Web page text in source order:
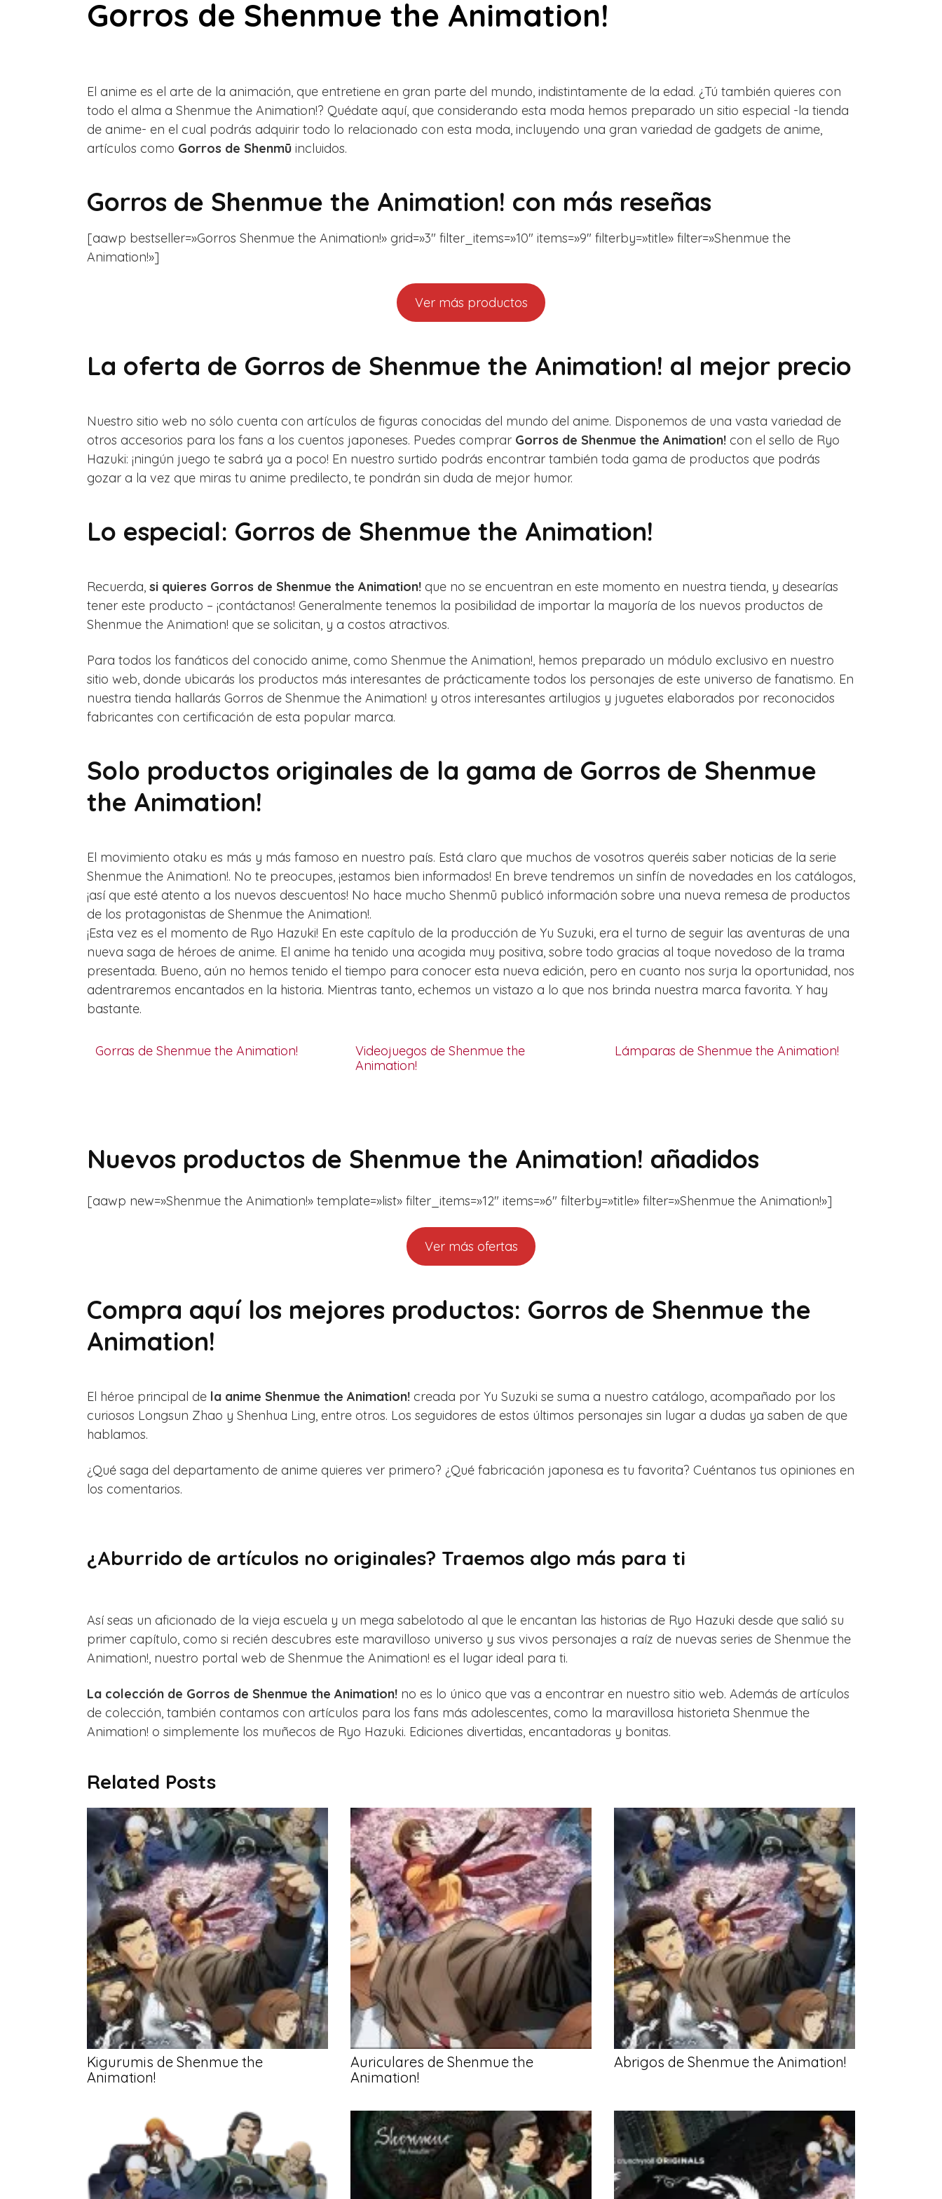
Gorros de Shenmue the Animation!
El anime es el arte de la animación, que entretiene en gran parte del mundo, indistintamente de la edad. ¿Tú también quieres con
todo el alma a Shenmue the Animation!? Quédate aquí, que considerando esta moda hemos preparado un sitio especial -la tienda
de anime- en el cual podrás adquirir todo lo relacionado con esta moda, incluyendo una gran variedad de gadgets de anime,
artículos como Gorros de Shenmū incluidos.
Gorros de Shenmue the Animation! con más reseñas
[aawp bestseller=»Gorros Shenmue the Animation!» grid=»3″ filter_items=»10″ items=»9″ filterby=»title» filter=»Shenmue the
Animation!»]
Ver más productos
La oferta de Gorros de Shenmue the Animation! al mejor precio
Nuestro sitio web no sólo cuenta con artículos de figuras conocidas del mundo del anime. Disponemos de una vasta variedad de
otros accesorios para los fans a los cuentos japoneses. Puedes comprar Gorros de Shenmue the Animation! con el sello de Ryo
Hazuki: ¡ningún juego te sabrá ya a poco! En nuestro surtido podrás encontrar también toda gama de productos que podrás
gozar a la vez que miras tu anime predilecto, te pondrán sin duda de mejor humor.
Lo especial: Gorros de Shenmue the Animation!
Recuerda, si quieres Gorros de Shenmue the Animation! que no se encuentran en este momento en nuestra tienda, y desearías
tener este producto – ¡contáctanos! Generalmente tenemos la posibilidad de importar la mayoría de los nuevos productos de
Shenmue the Animation! que se solicitan, y a costos atractivos.
Para todos los fanáticos del conocido anime, como Shenmue the Animation!, hemos preparado un módulo exclusivo en nuestro
sitio web, donde ubicarás los productos más interesantes de prácticamente todos los personajes de este universo de fanatismo. En
nuestra tienda hallarás Gorros de Shenmue the Animation! y otros interesantes artilugios y juguetes elaborados por reconocidos
fabricantes con certificación de esta popular marca.
Solo productos originales de la gama de Gorros de Shenmue
the Animation!
El movimiento otaku es más y más famoso en nuestro país. Está claro que muchos de vosotros queréis saber noticias de la serie
Shenmue the Animation!. No te preocupes, ¡estamos bien informados! En breve tendremos un sinfín de novedades en los catálogos,
¡así que esté atento a los nuevos descuentos! No hace mucho Shenmū publicó información sobre una nueva remesa de productos
de los protagonistas de Shenmue the Animation!.
¡Esta vez es el momento de Ryo Hazuki! En este capítulo de la producción de Yu Suzuki, era el turno de seguir las aventuras de una
nueva saga de héroes de anime. El anime ha tenido una acogida muy positiva, sobre todo gracias al toque novedoso de la trama
presentada. Bueno, aún no hemos tenido el tiempo para conocer esta nueva edición, pero en cuanto nos surja la oportunidad, nos
adentraremos encantados en la historia. Mientras tanto, echemos un vistazo a lo que nos brinda nuestra marca favorita. Y hay
bastante.
Gorras de Shenmue the Animation!
Videojuegos de Shenmue the
Animation!
Lámparas de Shenmue the Animation!
Nuevos productos de Shenmue the Animation! añadidos
[aawp new=»Shenmue the Animation!» template=»list» filter_items=»12″ items=»6″ filterby=»title» filter=»Shenmue the Animation!»]
Ver más ofertas
Compra aquí los mejores productos: Gorros de Shenmue the
Animation!
El héroe principal de la anime Shenmue the Animation! creada por Yu Suzuki se suma a nuestro catálogo, acompañado por los
curiosos Longsun Zhao y Shenhua Ling, entre otros. Los seguidores de estos últimos personajes sin lugar a dudas ya saben de que
hablamos.
¿Qué saga del departamento de anime quieres ver primero? ¿Qué fabricación japonesa es tu favorita? Cuéntanos tus opiniones en
los comentarios.
¿Aburrido de artículos no originales? Traemos algo más para ti
Así seas un aficionado de la vieja escuela y un mega sabelotodo al que le encantan las historias de Ryo Hazuki desde que salió su
primer capítulo, como si recién descubres este maravilloso universo y sus vivos personajes a raíz de nuevas series de Shenmue the
Animation!, nuestro portal web de Shenmue the Animation! es el lugar ideal para ti.
La colección de Gorros de Shenmue the Animation! no es lo único que vas a encontrar en nuestro sitio web. Además de artículos
de colección, también contamos con artículos para los fans más adolescentes, como la maravillosa historieta Shenmue the
Animation! o simplemente los muñecos de Ryo Hazuki. Ediciones divertidas, encantadoras y bonitas.
Related Posts
Kigurumis de Shenmue the
Animation!
Auriculares de Shenmue the
Animation!
Abrigos de Shenmue the Animation!